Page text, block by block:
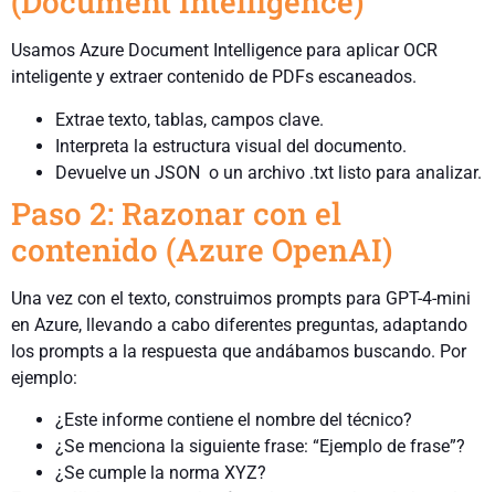
Usamos Azure Document Intelligence para aplicar OCR
inteligente y extraer contenido de PDFs escaneados.
Extrae texto, tablas, campos clave.
Interpreta la estructura visual del documento.
Devuelve un JSON o un archivo .txt listo para analizar.
Paso 2: Razonar con el
contenido (Azure OpenAI)
Una vez con el texto, construimos prompts para GPT-4-mini
en Azure, llevando a cabo diferentes preguntas, adaptando
los prompts a la respuesta que andábamos buscando. Por
ejemplo:
¿Este informe contiene el nombre del técnico?
¿Se menciona la siguiente frase: “Ejemplo de frase”?
¿Se cumple la norma XYZ?